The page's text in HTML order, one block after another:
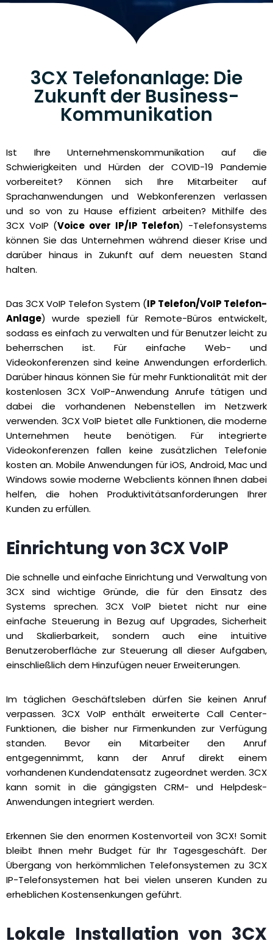
3CX Telefonanlage: Die
Zukunft der Business-
Kommunikation
Ist Ihre Unternehmenskommunikation auf die
Schwierigkeiten und Hürden der COVID-19 Pandemie
vorbereitet? Können sich Ihre Mitarbeiter auf
Sprachanwendungen und Webkonferenzen verlassen
und so von zu Hause effizient arbeiten? Mithilfe des
3CX VoIP (Voice over IP/IP Telefon) -Telefonsystems
können Sie das Unternehmen während dieser Krise und
darüber hinaus in Zukunft auf dem neuesten Stand
halten.
Das 3CX VoIP Telefon System (IP Telefon/VoIP Telefon-
Anlage) wurde speziell für Remote-Büros entwickelt,
sodass es einfach zu verwalten und für Benutzer leicht zu
beherrschen ist. Für einfache Web- und
Videokonferenzen sind keine Anwendungen erforderlich.
Darüber hinaus können Sie für mehr Funktionalität mit der
kostenlosen 3CX VoIP-Anwendung Anrufe tätigen und
dabei die vorhandenen Nebenstellen im Netzwerk
verwenden. 3CX VoIP bietet alle Funktionen, die moderne
Unternehmen heute benötigen. Für integrierte
Videokonferenzen fallen keine zusätzlichen Telefonie
kosten an. Mobile Anwendungen für iOS, Android, Mac und
Windows sowie moderne Webclients können Ihnen dabei
helfen, die hohen Produktivitätsanforderungen Ihrer
Kunden zu erfüllen.
Einrichtung von 3CX VoIP
Die schnelle und einfache Einrichtung und Verwaltung von
3CX sind wichtige Gründe, die für den Einsatz des
Systems sprechen. 3CX VoIP bietet nicht nur eine
einfache Steuerung in Bezug auf Upgrades, Sicherheit
und Skalierbarkeit, sondern auch eine intuitive
Benutzeroberfläche zur Steuerung all dieser Aufgaben,
einschließlich dem Hinzufügen neuer Erweiterungen.
Im täglichen Geschäftsleben dürfen Sie keinen Anruf
verpassen. 3CX VoIP enthält erweiterte Call Center-
Funktionen, die bisher nur Firmenkunden zur Verfügung
standen. Bevor ein Mitarbeiter den Anruf
entgegennimmt, kann der Anruf direkt einem
vorhandenen Kundendatensatz zugeordnet werden. 3CX
kann somit in die gängigsten CRM- und Helpdesk-
Anwendungen integriert werden.
Erkennen Sie den enormen Kostenvorteil von 3CX! Somit
bleibt Ihnen mehr Budget für Ihr Tagesgeschäft. Der
Übergang von herkömmlichen Telefonsystemen zu 3CX
IP-Telefonsystemen hat bei vielen unseren Kunden zu
erheblichen Kostensenkungen geführt.
Lokale Installation von 3CX